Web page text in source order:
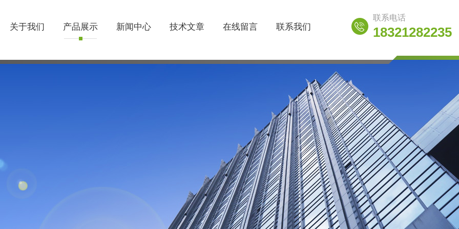
关于我们 产品展示 新闻中心 技术文章 在线留言 联系我们
联系电话
18321282235